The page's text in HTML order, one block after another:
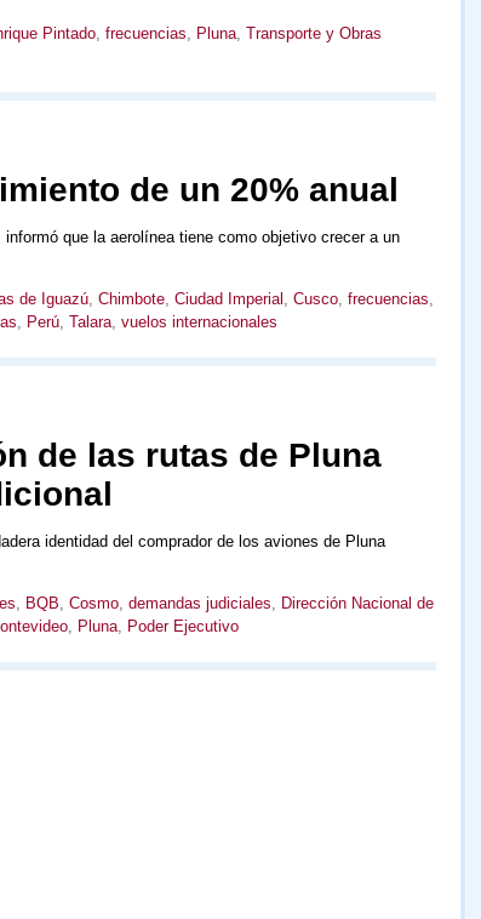
Pintado, frecuencias, Pluna, Transporte y Obras
de un 20% anual
que la aerolínea tiene como objetivo crecer a un
de Iguazú, Chimbote, Ciudad Imperial , Cusco, frecuencias,
, Perú, Talara, vuelos internacionales
de las rutas de Pluna
identidad del comprador de los aviones de Pluna
, BQB, Cosmo, demandas judiciales, Dirección Nacional de
, Pluna, Poder Ejecutivo